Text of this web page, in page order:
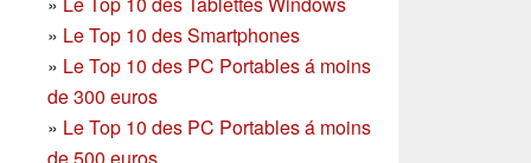
» Le Top 10 des Smartphones
» Le Top 10 des PC Portables á moins
de 300 euros
» Le Top 10 des PC Portables á moins